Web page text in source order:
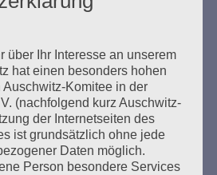
Gedenkort
Bahnhof
über Ihr Interesse an unserem
hat einen besonders hohen
Komitee in der
(nachfolgend kurz Auschwitz-
der Internetseiten des
ist grundsätzlich ohne jede
Daten möglich.
Person besondere Services